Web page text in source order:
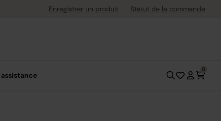
flexible avec Klarna
Enregistrer un produit Statut de la commande
0